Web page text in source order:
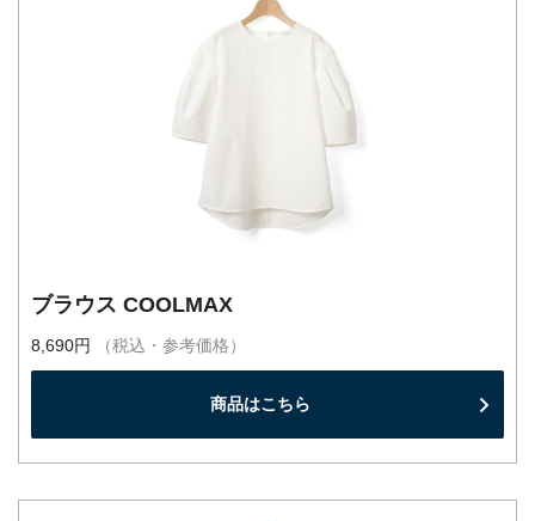
ブラウス COOLMAX
8,690円 （税込・参考価格）
商品はこちら